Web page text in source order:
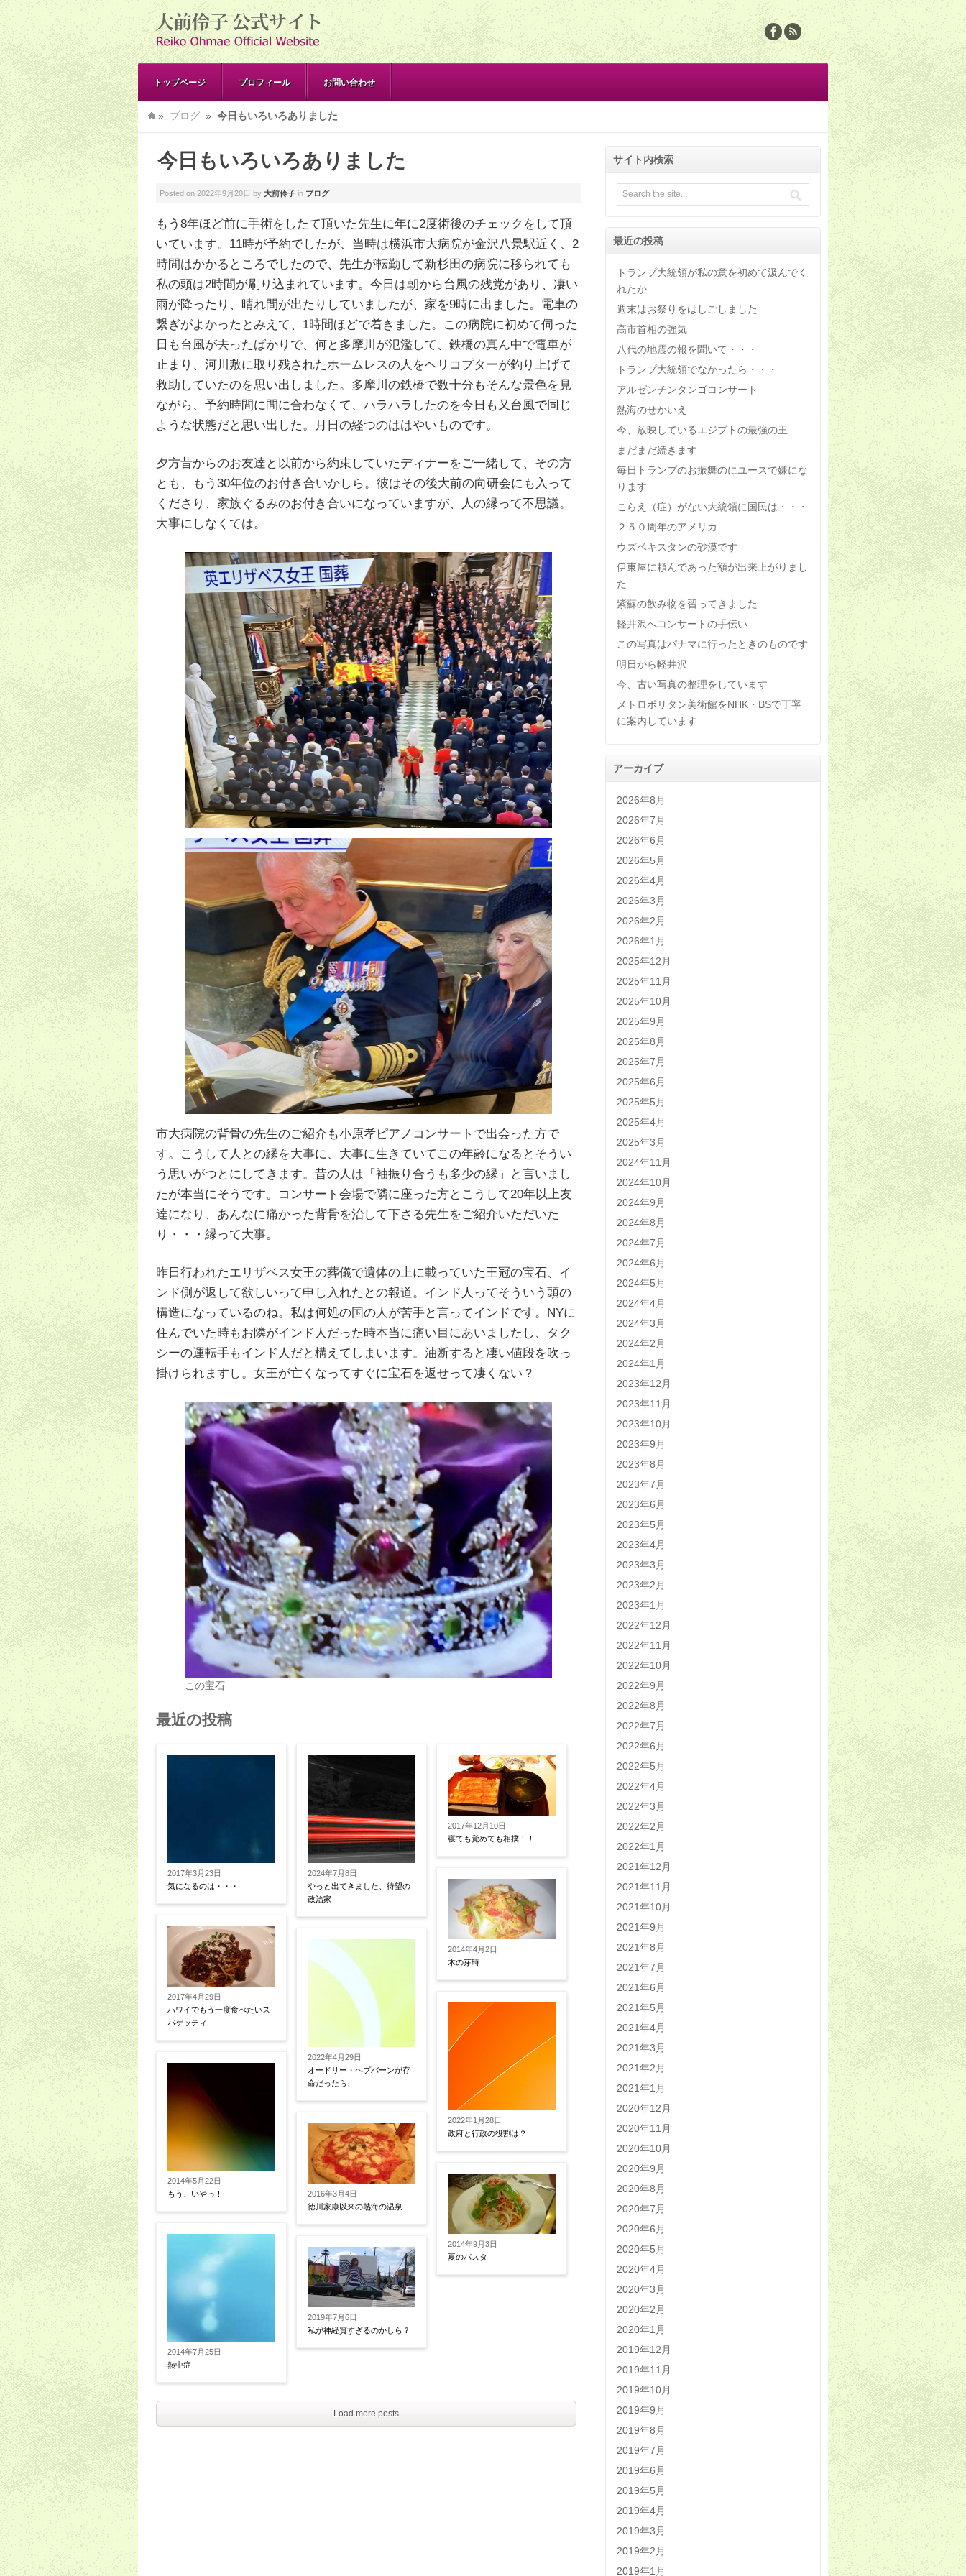
トップページ プロフィール お問い合わせ
» ブログ » 今日もいろいろありました
今日もいろいろありました
Posted on 2022年9月20日 by 大前伶子 in ブログ
もう8年ほど前に手術をしたて頂いた先生に年に2度術後のチェックをして頂
いています。11時が予約でしたが、当時は横浜市大病院が金沢八景駅近く、2
時間はかかるところでしたので、先生が転勤して新杉田の病院に移られても
私の頭は2時間が刷り込まれています。今日は朝から台風の残党があり、凄い
雨が降ったり、晴れ間が出たりしていましたが、家を9時に出ました。電車の
繋ぎがよかったとみえて、1時間ほどで着きました。この病院に初めて伺った
日も台風が去ったばかりで、何と多摩川が氾濫して、鉄橋の真ん中で電車が
止まり、河川敷に取り残されたホームレスの人をヘリコプターが釣り上げて
救助していたのを思い出しました。多摩川の鉄橋で数十分もそんな景色を見
ながら、予約時間に間に合わなくて、ハラハラしたのを今日も又台風で同じ
ような状態だと思い出した。月日の経つのははやいものです。
夕方昔からのお友達と以前から約束していたディナーをご一緒して、その方
とも、もう30年位のお付き合いかしら。彼はその後大前の向研会にも入って
くださり、家族ぐるみのお付き合いになっていますが、人の縁って不思議。
大事にしなくては。
市大病院の背骨の先生のご紹介も小原孝ピアノコンサートで出会った方で
す。こうして人との縁を大事に、大事に生きていてこの年齢になるとそうい
う思いがつとにしてきます。昔の人は「袖振り合うも多少の縁」と言いまし
たが本当にそうです。コンサート会場で隣に座った方とこうして20年以上友
達になり、あんなに痛かった背骨を治して下さる先生をご紹介いただいた
り・・・縁って大事。
昨日行われたエリザベス女王の葬儀で遺体の上に載っていた王冠の宝石、イ
ンド側が返して欲しいって申し入れたとの報道。インド人ってそういう頭の
構造になっているのね。私は何処の国の人が苦手と言ってインドです。NYに
住んでいた時もお隣がインド人だった時本当に痛い目にあいましたし、タク
シーの運転手もインド人だと構えてしまいます。油断すると凄い値段を吹っ
掛けられますし。女王が亡くなってすぐに宝石を返せって凄くない？
この宝石
最近の投稿
2017年3月23日
気になるのは・・・
2017年4月29日
ハワイでもう一度食べたいス
パゲッティ
2014年5月22日
もう、いやっ！
2014年7月25日
熱中症
2024年7月8日
やっと出てきました、待望の
政治家
2022年4月29日
オードリー・ヘプバーンが存
命だったら、
2016年3月4日
徳川家康以来の熱海の温泉
2019年7月6日
私が神経質すぎるのかしら？
2017年12月10日
寝ても覚めても相撲！！
2014年4月2日
木の芽時
2022年1月28日
政府と行政の役割は？
2014年9月3日
夏のパスタ
Load more posts
サイト内検索
最近の投稿
トランプ大統領が私の意を初めて汲んでく
れたか
週末はお祭りをはしごしました
高市首相の強気
八代の地震の報を聞いて・・・
トランプ大統領でなかったら・・・
アルゼンチンタンゴコンサート
熱海のせかいえ
今、放映しているエジプトの最強の王
まだまだ続きます
毎日トランプのお振舞のにユースで嫌にな
ります
こらえ（症）がない大統領に国民は・・・
２５０周年のアメリカ
ウズベキスタンの砂漠です
伊東屋に頼んであった額が出来上がりまし
た
紫蘇の飲み物を習ってきました
軽井沢へコンサートの手伝い
この写真はパナマに行ったときのものです
明日から軽井沢
今、古い写真の整理をしています
メトロポリタン美術館をNHK・BSで丁寧
に案内しています
アーカイブ
2026年8月
2026年7月
2026年6月
2026年5月
2026年4月
2026年3月
2026年2月
2026年1月
2025年12月
2025年11月
2025年10月
2025年9月
2025年8月
2025年7月
2025年6月
2025年5月
2025年4月
2025年3月
2024年11月
2024年10月
2024年9月
2024年8月
2024年7月
2024年6月
2024年5月
2024年4月
2024年3月
2024年2月
2024年1月
2023年12月
2023年11月
2023年10月
2023年9月
2023年8月
2023年7月
2023年6月
2023年5月
2023年4月
2023年3月
2023年2月
2023年1月
2022年12月
2022年11月
2022年10月
2022年9月
2022年8月
2022年7月
2022年6月
2022年5月
2022年4月
2022年3月
2022年2月
2022年1月
2021年12月
2021年11月
2021年10月
2021年9月
2021年8月
2021年7月
2021年6月
2021年5月
2021年4月
2021年3月
2021年2月
2021年1月
2020年12月
2020年11月
2020年10月
2020年9月
2020年8月
2020年7月
2020年6月
2020年5月
2020年4月
2020年3月
2020年2月
2020年1月
2019年12月
2019年11月
2019年10月
2019年9月
2019年8月
2019年7月
2019年6月
2019年5月
2019年4月
2019年3月
2019年2月
2019年1月